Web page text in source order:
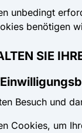
unbedingt
benötigen
SIE
Besuch und
Cookies, um